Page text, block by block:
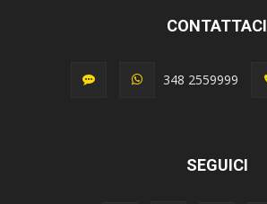
CONTATTACI
348 2559999
SEGUICI